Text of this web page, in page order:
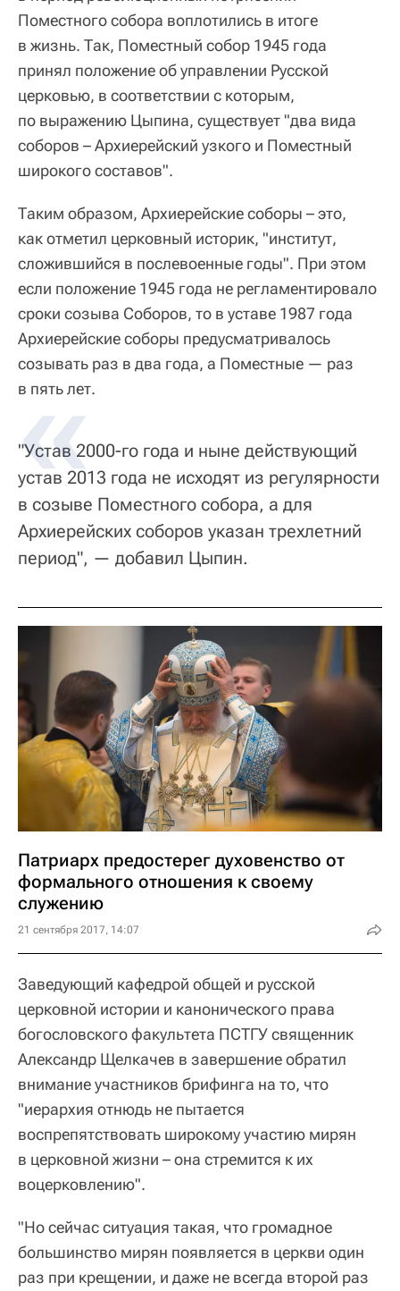
Поместного собора воплотились в итоге
в жизнь. Так, Поместный собор 1945 года
принял положение об управлении Русской
церковью, в соответствии с которым,
по выражению Цыпина, существует "два вида
соборов – Архиерейский узкого и Поместный
широкого составов".
Таким образом, Архиерейские соборы – это,
как отметил церковный историк, "институт,
сложившийся в послевоенные годы". При этом
если положение 1945 года не регламентировало
сроки созыва Соборов, то в уставе 1987 года
Архиерейские соборы предусматривалось
созывать раз в два года, а Поместные — раз
в пять лет.
"Устав 2000-го года и ныне действующий
устав 2013 года не исходят из регулярности
в созыве Поместного собора, а для
Архиерейских соборов указан трехлетний
период", — добавил Цыпин.
Патриарх предостерег духовенство от
формального отношения к своему
служению
21 сентября 2017, 14:07
Заведующий кафедрой общей и русской
церковной истории и канонического права
богословского факультета ПСТГУ священник
Александр Щелкачев в завершение обратил
внимание участников брифинга на то, что
"иерархия отнюдь не пытается
воспрепятствовать широкому участию мирян
в церковной жизни – она стремится к их
воцерковлению".
"Но сейчас ситуация такая, что громадное
большинство мирян появляется в церкви один
раз при крещении, и даже не всегда второй раз